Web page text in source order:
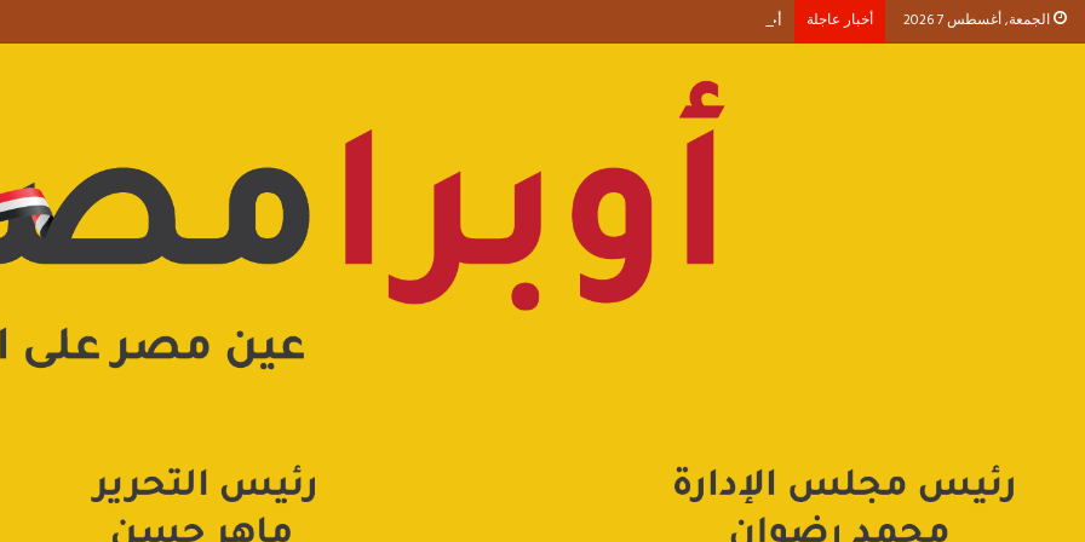
الجمعة, أغسطس 7 2026 أخبار عاجلة أحمد طنطاوي يكتب حين يصبح الوجود علامة استفهام